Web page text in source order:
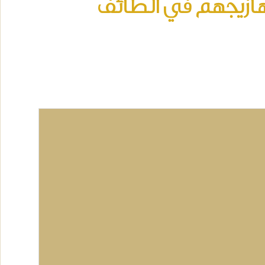
في الطائف